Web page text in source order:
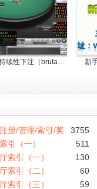
基础专题--持续性下注（brutal） 新
3755
册/管理/索引/奖
（不断更
511
引（一）
130
索引（一）
60
索引（二）
59
索引（三）